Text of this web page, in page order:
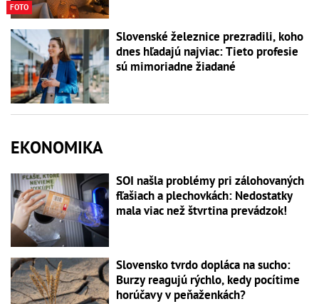
FOTO
Slovenské železnice prezradili, koho
dnes hľadajú najviac: Tieto profesie
sú mimoriadne žiadané
EKONOMIKA
SOI našla problémy pri zálohovaných
fľašiach a plechovkách: Nedostatky
mala viac než štvrtina prevádzok!
Slovensko tvrdo dopláca na sucho:
Burzy reagujú rýchlo, kedy pocítime
horúčavy v peňaženkách?